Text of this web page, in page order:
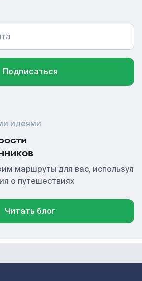
Подписаться
идеями
маршруты для вас, используя
о путешествиях
Читать блог